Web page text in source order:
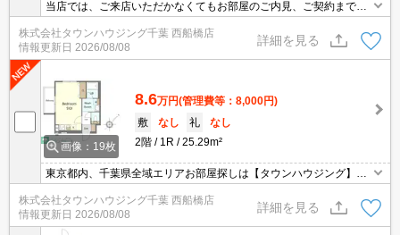
当店では、ご来店いただかなくてもお部屋のご内見、ご契約まで全
てオンラインでのご対応が可能です。タウンハウジングまで、お問
い合わせくださいませ。
株式会社タウンハウジング千葉 西船橋店
情報更新日 2026/08/08
詳細を見る
画像：19枚
8.6万円(管理費等：8,000円)
敷
なし 礼
なし
2階
1R 25.29m²
東京都内、千葉県全域エリアお部屋探しは【タウンハウジング】に
お任せください！オンラインでご相談・ご見学・ご契約お手続きも
ご対応可能です。
株式会社タウンハウジング千葉 西船橋店
情報更新日 2026/08/08
詳細を見る